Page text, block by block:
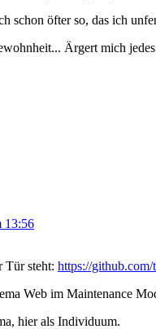
schon öfter so, das ich
Ärgert mich
13:56
Tür steht: https://
Web im Maintenance
hier als Individuum.